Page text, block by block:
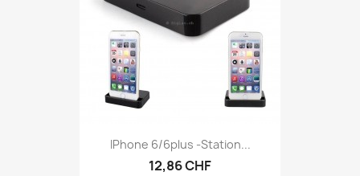
IPhone 6/6plus -Station...
12,86 CHF